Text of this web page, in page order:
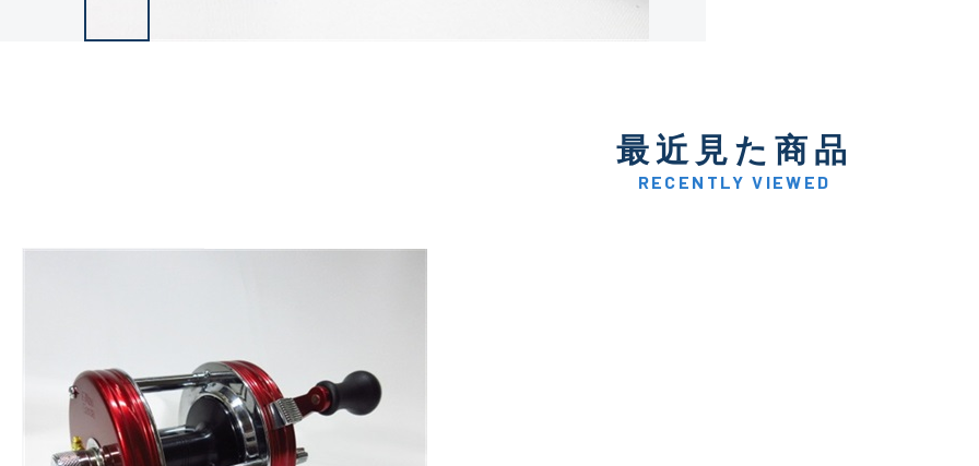
C-
い品
最近見た商品
RECENTLY VIEWED